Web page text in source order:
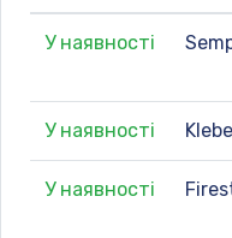
У наявності
У наявності
У наявності